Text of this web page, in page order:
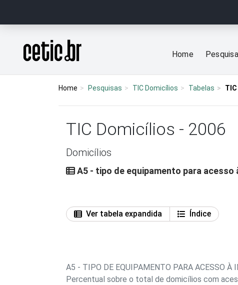
Página inicial
Home
Home Pesquisas TIC Domicílios Tabelas
TIC Domicílios - 2006
Domicílios
A5 - tipo de equipamento para
Ver tabela expandida
Índice
A5 - TIPO DE EQUIPAMENTO PARA ACESSO À
Percentual sobre o total de domicílios com